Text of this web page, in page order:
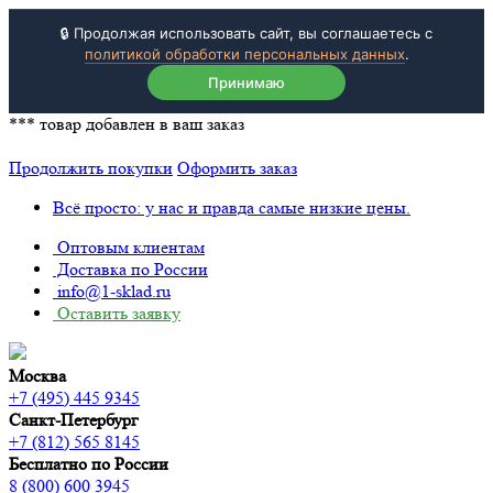
🔒 Продолжая использовать сайт, вы соглашаетесь с
политикой обработки персональных данных.
Принимаю
*** товар добавлен в ваш заказ
Продолжить покупки Оформить заказ
Всё просто: у нас и правда самые низкие цены.
Оптовым клиентам
Доставка по России
info@1-sklad.ru
Оставить заявку
Москва
+7 (495) 445 9345
Санкт-Петербург
+7 (812) 565 8145
Бесплатно по России
8 (800) 600 3945